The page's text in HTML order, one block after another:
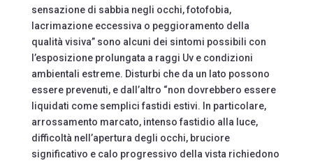
sensazione di sabbia negli occhi, fotofobia,
lacrimazione eccessiva o peggioramento della
qualità visiva” sono alcuni dei sintomi possibili con
l’esposizione prolungata a raggi Uv e condizioni
ambientali estreme. Disturbi che da un lato possono
essere prevenuti, e dall’altro “non dovrebbero essere
liquidati come semplici fastidi estivi. In particolare,
arrossamento marcato, intenso fastidio alla luce,
difficoltà nell’apertura degli occhi, bruciore
significativo e calo progressivo della vista richiedono